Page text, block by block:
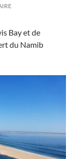
Bay et de
du Namib